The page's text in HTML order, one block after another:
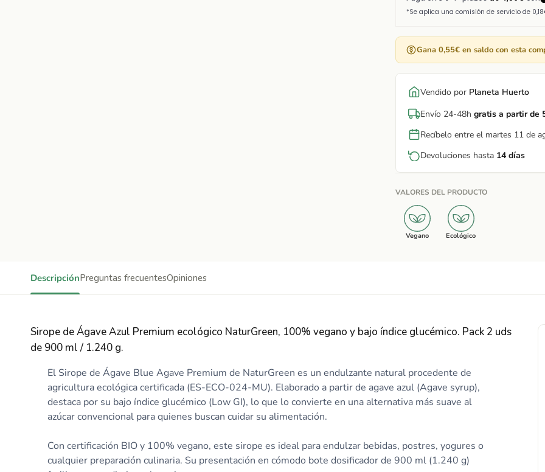
Gana 0,55€ en saldo con esta
Vendido por Planeta Huerto
Envío 24-48h gratis a partir de
Recíbelo entre el martes 11 de
Devoluciones hasta 14 días
VALORES DEL PRODUCTO
Vegano Ecológico
DescripciónPreguntas frecuentesOpiniones
Sirope de Ágave Azul Premium ecológico NaturGreen, 100% vegano y bajo índice glucémico. Pack 2 uds
de 900 ml / 1.240 g.
El Sirope de Ágave Blue Agave Premium de NaturGreen es un endulzante natural procedente de
agricultura ecológica certificada (ES-ECO-024-MU). Elaborado a partir de agave azul (Agave syrup),
destaca por su bajo índice glucémico (Low GI), lo que lo convierte en una alternativa más suave al
azúcar convencional para quienes buscan cuidar su alimentación.
Con certificación BIO y 100% vegano, este sirope es ideal para endulzar bebidas, postres, yogures o
cualquier preparación culinaria. Su presentación en cómodo bote dosificador de 900 ml (1.240 g)